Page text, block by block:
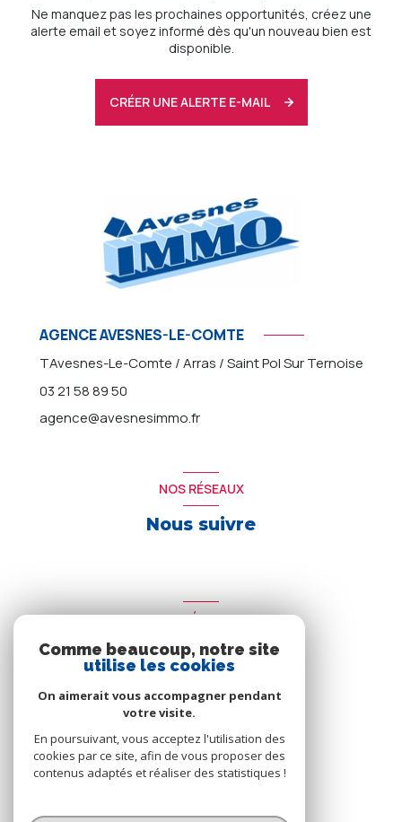
Ne manquez pas les prochaines opportunités, créez une
alerte email et soyez informé dès qu'un nouveau bien est
disponible.
CRÉER UNE ALERTE E-MAIL
AGENCE AVESNES-LE-COMTE
TAvesnes-Le-Comte / Arras / Saint Pol Sur Ternoise
03 21 58 89 50
agence@avesnesimmo.fr
NOS RÉSEAUX
Nous suivre
ADHÉRENTS
Nous adhérons
Comme beaucoup, notre site
utilise les cookies
On aimerait vous accompagner pendant
votre visite.
En poursuivant, vous acceptez l'utilisation des
cookies par ce site, afin de vous proposer des
contenus adaptés et réaliser des statistiques !